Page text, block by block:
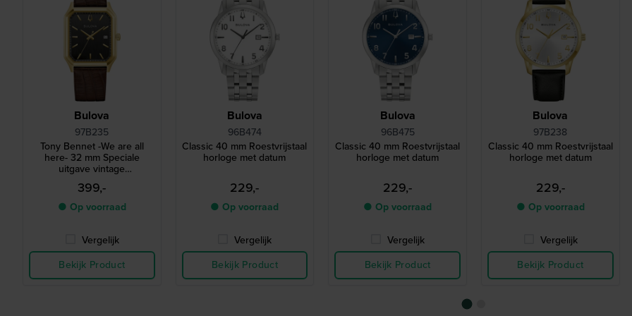
Bulova
97B235
Tony Bennet -We are all
here- 32 mm Speciale
uitgave vintage
roestvrijstalen rechthoekig
quartz horloge
399,-
● Op voorraad
Vergelijk
Bekijk Product
Bulova
96B474
Classic 40 mm Roestvrijstaal
horloge met datum
229,-
● Op voorraad
Vergelijk
Bekijk Product
Bulova
96B475
Classic 40 mm Roestvrijstaal
horloge met datum
229,-
● Op voorraad
Vergelijk
Bekijk Product
Bulova
97B238
Classic 40 mm Roestvrijstaal
horloge met datum
229,-
● Op voorraad
Vergelijk
Bekijk Product